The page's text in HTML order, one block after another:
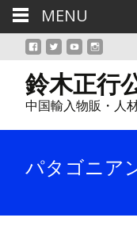
鈴木正行
中国輸入物販・人
パタゴニア
MENU